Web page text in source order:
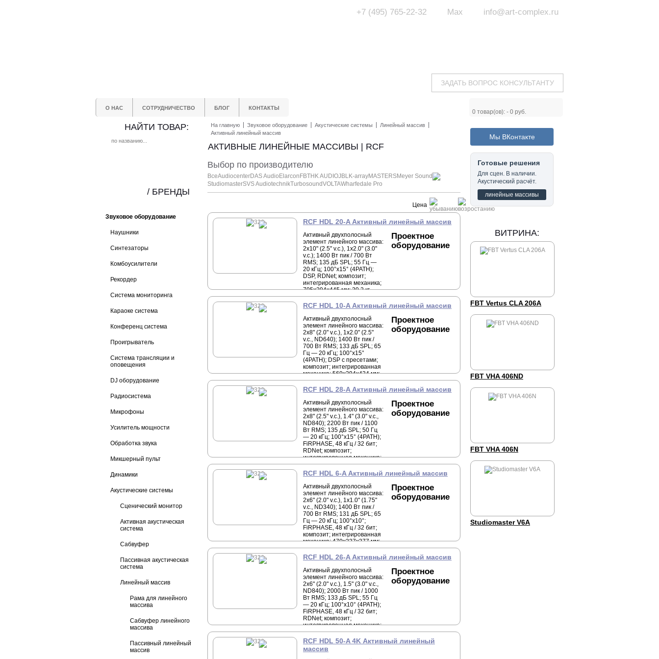
info@art-complex.ru
Max
+7 (495) 765-22-32
ЗАДАТЬ ВОПРОС КОНСУЛЬТАНТУ
О НАС СОТРУДНИЧЕСТВО БЛОГ КОНТАКТЫ
0 товар(ов): - 0 руб.
НАЙТИ ТОВАР:
Звуковое оборудование
Наушники
Синтезаторы
Комбоусилители
Рекордер
Система мониторинга
Караоке система
Конференц система
Проигрыватель
Система трансляции и
оповещения
DJ оборудование
Радиосистема
Микрофоны
Усилитель мощности
Обработка звука
Микшерный пульт
Динамики
Акустические системы
Сценический монитор
Активная акустическая
система
Сабвуфер
Пассивная акустическая
система
Линейный массив
Рама для линейного
массива
Сабвуфер линейного
массива
Пассивный линейный
массив
/ БРЕНДЫ
На главную Звуковое оборудование Акустические системы
Линейный массив
Активный линейный массив
АКТИВНЫЕ ЛИНЕЙНЫЕ МАССИВЫ | RCF
Выбор по производителю
ВсеAudiocenterDAS Audio Elarcon FBTHK AUDIOJBLK-arrayMASTERSMeyer Sound
StudiomasterSVS AudiotechnikTurbosoundVOLTAWharfedale Pro
Цена
RCF HDL 20-A Активный линейный массив
Активный двухполосный
элемент линейного массива:
2x10" (2.5" v.c.), 1x2.0" (3.0"
v.c.); 1400 Вт пик / 700 Вт
RMS; 135 дБ SPL; 55 Гц —
20 кГц; 100°x15° (4PATH);
DSP, RDNet; композит;
интегрированная механика;
705x294x445 мм; 30,2 кг.
Проектное
оборудование
RCF HDL 10-A Активный линейный массив
Активный двухполосный
элемент линейного массива:
2x8" (2.0" v.c.), 1x2.0" (2.5"
v.c., ND640); 1400 Вт пик /
700 Вт RMS; 133 дБ SPL; 65
Гц — 20 кГц; 100°x15°
(4PATH); DSP с пресетами;
композит; интегрированная
механика; 569x294x434 мм;
20,4 кг.
Проектное
оборудование
RCF HDL 28-A Активный линейный массив
Активный двухполосный
элемент линейного массива:
2x8" (2.5" v.c.), 1.4" (3.0" v.c.,
ND840); 2200 Вт пик / 1100
Вт RMS; 135 дБ SPL; 50 Гц
— 20 кГц; 100°x15° (4PATH);
FiRPHASE, 48 кГц / 32 бит;
RDNet; композит;
интегрированная механика;
569x294x491 мм; 20,6 кг.
Проектное
оборудование
RCF HDL 6-A Активный линейный массив
Активный двухполосный
элемент линейного массива:
2x6" (2.0" v.c.), 1x1.0" (1.75"
v.c., ND340); 1400 Вт пик /
700 Вт RMS; 131 дБ SPL; 65
Гц — 20 кГц; 100°x10°;
FiRPHASE, 48 кГц / 32 бит;
композит; интегрированная
механика; 470x237x377 мм;
11,6 кг.
Проектное
оборудование
RCF HDL 26-A Активный линейный массив
Активный двухполосный
элемент линейного массива:
2x6" (2.0" v.c.), 1.5" (3.0" v.c.,
ND840); 2000 Вт пик / 1000
Вт RMS; 133 дБ SPL; 55 Гц
— 20 кГц; 100°x10° (4PATH);
FiRPHASE, 48 кГц / 32 бит;
RDNet; композит;
интегрированная механика;
470x237x377 мм; 13,5 кг.
Проектное
оборудование
RCF HDL 50-A 4K Активный линейный
массив
Мы ВКонтакте
Готовые решения
Для сцен. В наличии.
Акустический расчёт.
линейные массивы
ВИТРИНА:
FBT Vertus CLA 206A
FBT VHA 406ND
FBT VHA 406N
Studiomaster V6A